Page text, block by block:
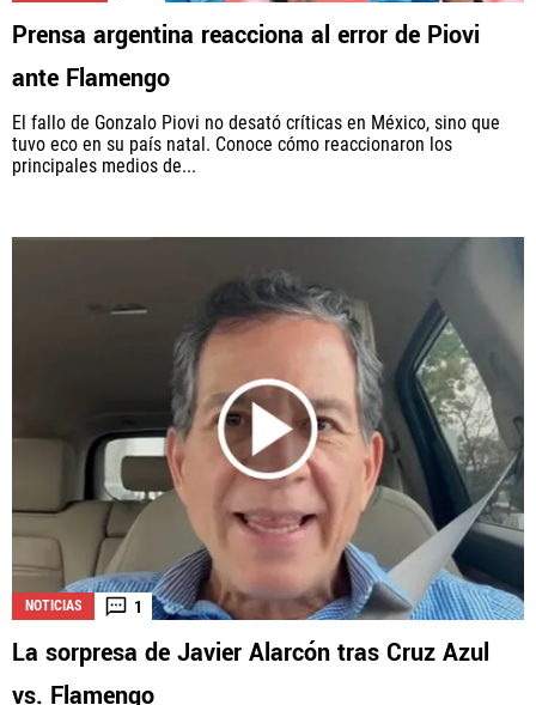
Prensa argentina reacciona al error de Piovi
ante Flamengo
El fallo de Gonzalo Piovi no desató críticas en México, sino que
tuvo eco en su país natal. Conoce cómo reaccionaron los
principales medios de...
NOTICIAS 1
La sorpresa de Javier Alarcón tras Cruz Azul
vs. Flamengo